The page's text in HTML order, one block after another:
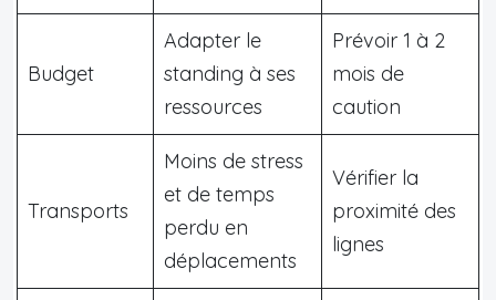
Budget
Adapter le
standing à ses
ressources
Prévoir 1 à 2
mois de
caution
Transports
Moins de stress
et de temps
perdu en
déplacements
Vérifier la
proximité des
lignes